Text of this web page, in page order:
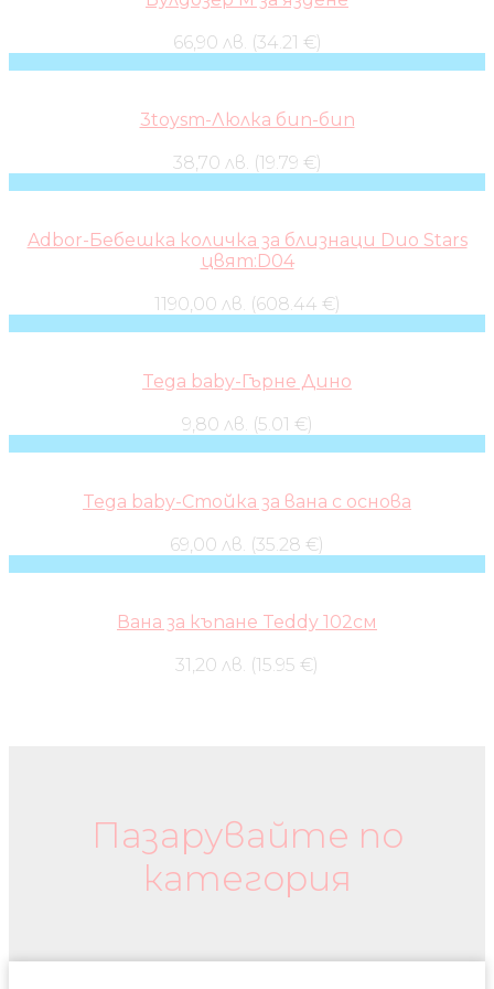
66,90 лв. (34.21 €)
3toysm-Люлка бип-бип
38,70 лв. (19.79 €)
Adbor-Бебешка количка за близнаци Duo Stars
цвят:D04
1190,00 лв. (608.44 €)
Tega baby-Гърне Дино
9,80 лв. (5.01 €)
Tega baby-Стойка за вана с основа
69,00 лв. (35.28 €)
Вана за къпане Teddy 102см
31,20 лв. (15.95 €)
Пазарувайте по
категория